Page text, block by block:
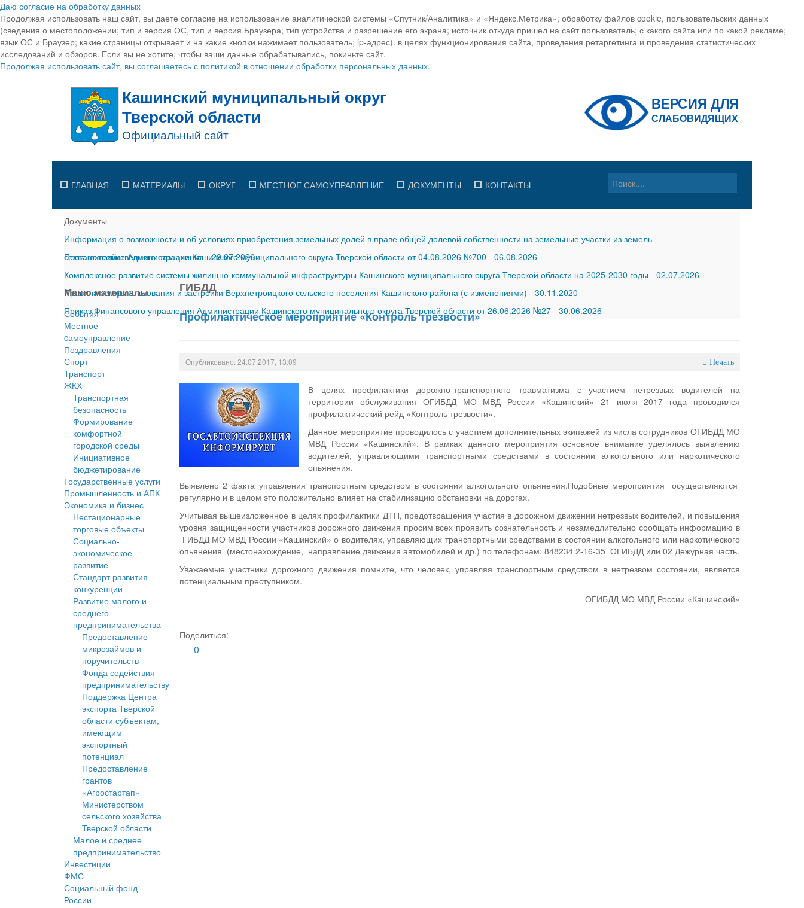
Даю согласие на обработку данных
Продолжая использовать наш сайт, вы даете согласие на использование аналитической системы «Спутник/Аналитика» и «Яндекс.Метрика»; обработку файлов cookie, пользовательских данных
(сведения о местоположении; тип и версия ОС, тип и версия Браузера; тип устройства и разрешение его экрана; источник откуда пришел на сайт пользователь; с какого сайта или по какой рекламе;
язык ОС и Браузер; какие страницы открывает и на какие кнопки нажимает пользователь; ip-адрес). в целях функционирования сайта, проведения ретаргетинга и проведения статистических
исследований и обзоров. Если вы не хотите, чтобы ваши данные обрабатывались, покиньте сайт.
Продолжая использовать сайт, вы соглашаетесь с политикой в отношении обработки персональных данных.
ГЛАВНАЯ МАТЕРИАЛЫ ОКРУГ МЕСТНОЕ САМОУПРАВЛЕНИЕ ДОКУМЕНТЫ КОНТАКТЫ
Документы
Информация о возможности и об условиях приобретения земельных долей в праве общей долевой собственности на земельные участки из земель
сельскохозяйственного назначения-29.07.2026
Постановление Администрации Кашинского муниципального округа Тверской области от 04.08.2026 №700 - 06.08.2026
Комплексное развитие системы жилищно-коммунальной инфраструктуры Кашинского муниципального округа Тверской области на 2025-2030 годы - 02.07.2026
Правила землепользования и застройки Верхнетроицкого сельского поселения Кашинского района (с изменениями) - 30.11.2020
Приказ Финансового управления Администрации Кашинского муниципального округа Тверской области от 26.06.2026 №27 - 30.06.2026
Меню материалы
События
Местное
cамоуправление
Поздравления
Спорт
Транспорт
ЖКХ
Транспортная
безопасность
Формирование
комфортной
городской среды
Инициативное
бюджетирование
Государственные услуги
Промышленность и АПК
Экономика и бизнес
Нестационарные
торговые объекты
Социально-
экономическое
развитие
Стандарт развития
конкуренции
Развитие малого и
среднего
предпринимательства
Предоставление
микрозаймов и
поручительств
Фонда содействия
предпринимательству
Поддержка Центра
экспорта Тверской
области субъектам,
имеющим
экспортный
потенциал
Предоставление
грантов
«Агростартап»
Министерством
сельского хозяйства
Тверской области
Малое и среднее
предпринимательство
Инвестиции
ФМС
Социальный фонд
России
ГИБДД
Профилактическое мероприятие «Контроль трезвости»
Опубликовано: 24.07.2017, 13:09 Печать
В целях профилактики дорожно-транспортного травматизма с участием нетрезвых водителей на
территории обслуживания ОГИБДД МО МВД России «Кашинский» 21 июля 2017 года проводился
профилактический рейд «Контроль трезвости».
Данное мероприятие проводилось с участием дополнительных экипажей из числа сотрудников ОГИБДД МО
МВД России «Кашинский». В рамках данного мероприятия основное внимание уделялось выявлению
водителей, управляющими транспортными средствами в состоянии алкогольного или наркотического
опьянения.
Выявлено 2 факта управления транспортным средством в состоянии алкогольного опьянения.Подобные мероприятия осуществляются
регулярно и в целом это положительно влияет на стабилизацию обстановки на дорогах.
Учитывая вышеизложенное в целях профилактики ДТП, предотвращения участия в дорожном движении нетрезвых водителей, и повышения
уровня защищенности участников дорожного движения просим всех проявить сознательность и незамедлительно сообщать информацию в
ГИБДД МО МВД России «Кашинский» о водителях, управляющих транспортными средствами в состоянии алкогольного или наркотического
опьянения (местонахождение, направление движения автомобилей и др.) по телефонам: 848234 2-16-35 ОГИБДД или 02 Дежурная часть.
Уважаемые участники дорожного движения помните, что человек, управляя транспортным средством в нетрезвом состоянии, является
потенциальным преступником.
ОГИБДД МО МВД России «Кашинский»
Поделиться:
0